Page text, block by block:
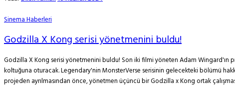
Sinema Haberleri
Godzilla X Kong serisi yönetmenini buldu!
Godzilla X Kong serisi yönetmenini buldu! Son iki filmi yöneten Adam Wingard'ın
koltuğuna oturacak. Legendary'nin MonsterVerse serisinin gelecekteki bölümü
projeden ayrılmasından önce, yönetmen üçüncü bir Godzilla x Kong ortak